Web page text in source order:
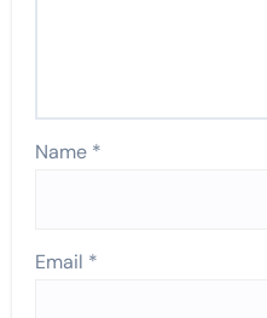
Name *
Email *